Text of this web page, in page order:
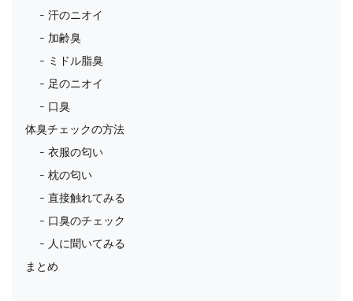
汗のニオイ
加齢臭
ミドル脂臭
足のニオイ
口臭
体臭チェックの方法
衣服の匂い
枕の匂い
直接触れてみる
口臭のチェック
人に聞いてみる
まとめ